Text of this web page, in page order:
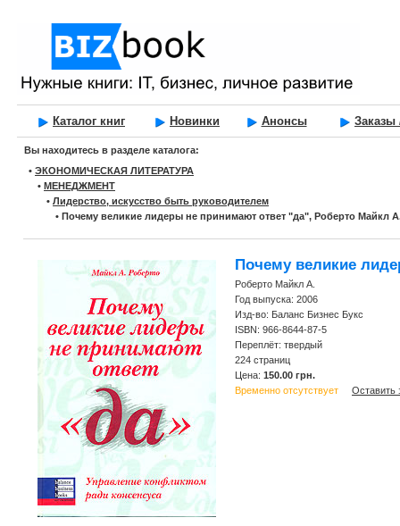
Каталог книг Новинки Анонсы Заказы
Вы находитесь в разделе каталога:
• ЭКОНОМИЧЕСКАЯ ЛИТЕРАТУРА
• МЕНЕДЖМЕНТ
• Лидерство, искусство быть руководителем
• Почему великие лидеры не принимают ответ "да", Роберто Майкл
Почему великие
Роберто Майкл А.
Год выпуска: 2006
Изд-во: Баланс Бизнес Букс
ISBN: 966-8644-87-5
Переплёт: твердый
224 страниц
Цена: 150.00 грн.
Временно отсутствует
Оставить